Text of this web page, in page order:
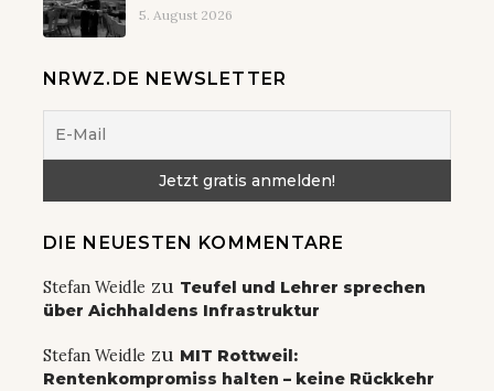
5. August 2026
NRWZ.DE NEWSLETTER
DIE NEUESTEN KOMMENTARE
Stefan Weidle zu Teufel und Lehrer sprechen
über Aichhaldens Infrastruktur
Stefan Weidle zu MIT Rottweil:
Rentenkompromiss halten – keine Rückkehr